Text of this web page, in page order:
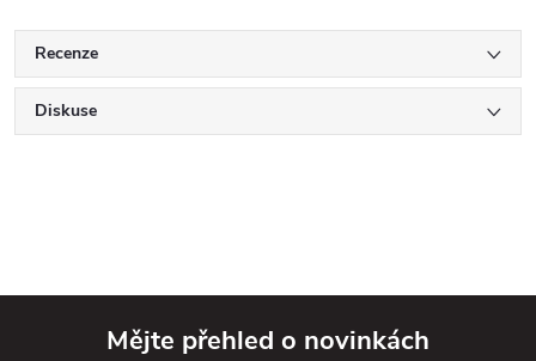
Recenze
Diskuse
Mějte přehled o novinkách